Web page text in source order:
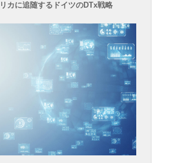
カに追随するドイツのDTx戦略